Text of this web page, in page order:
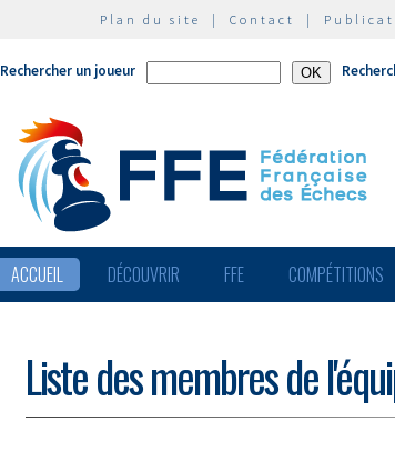
Plan du site | Contact |
Rechercher un joueur
ACCUEIL DÉCOUVRIR FFE COMPÉTITIONS
Liste des membres de